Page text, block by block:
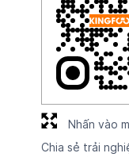
Chia sẻ trải
Nhấn vào